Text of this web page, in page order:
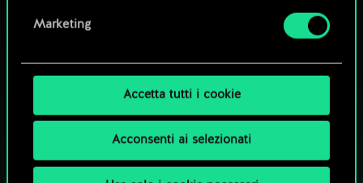
Marketing
Accetta tutti i cookie
Acconsenti ai selezionati
CHE NE DICI DI UNA PARTITA A GWENT?
GIOCA GRATIS
SU PC